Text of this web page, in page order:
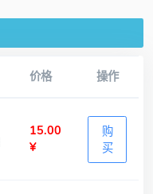
价格 操作
15.00
¥
购
买